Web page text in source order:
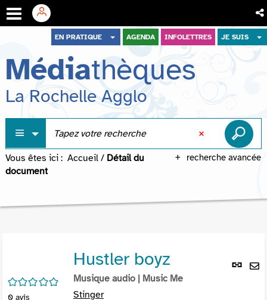
menu
contenu
recherche
EN PRATIQUE AGENDA INFOLETTRES JE SUIS
Médiathèques
La Rochelle Agglo
recherche avancée
Vous êtes ici : Accueil / Détail du
document
Lien
/5
0 avis
Hustler boyz
Musique audio | Music Me
Stinger